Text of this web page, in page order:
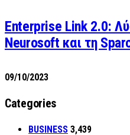
Enterprise Link 2.0:
Neurosoft και τη
09/10/2023
Categories
BUSINESS 3,439